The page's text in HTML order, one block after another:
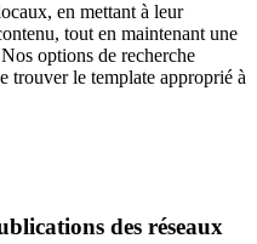
en mettant à leur
tout en maintenant une
options de recherche
trouver le template approprié à
des réseaux